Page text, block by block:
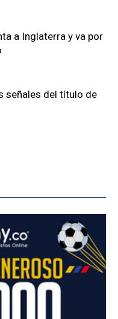
a Inglaterra y va por
señales del título de